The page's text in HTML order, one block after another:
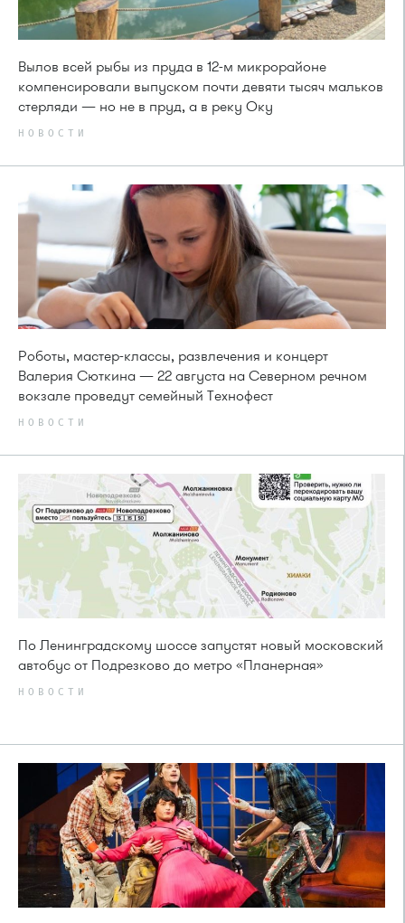
Вылов всей рыбы из пруда в 12-м микрорайоне
компенсировали выпуском почти девяти тысяч мальков
стерляди — но не в пруд, а в реку Оку
НОВОСТИ
Роботы, мастер-классы, развлечения и концерт
Валерия Сюткина — 22 августа на Северном речном
вокзале проведут семейный Технофест
НОВОСТИ
По Ленинградскому шоссе запустят новый московский
автобус от Подрезково до метро «Планерная»
НОВОСТИ